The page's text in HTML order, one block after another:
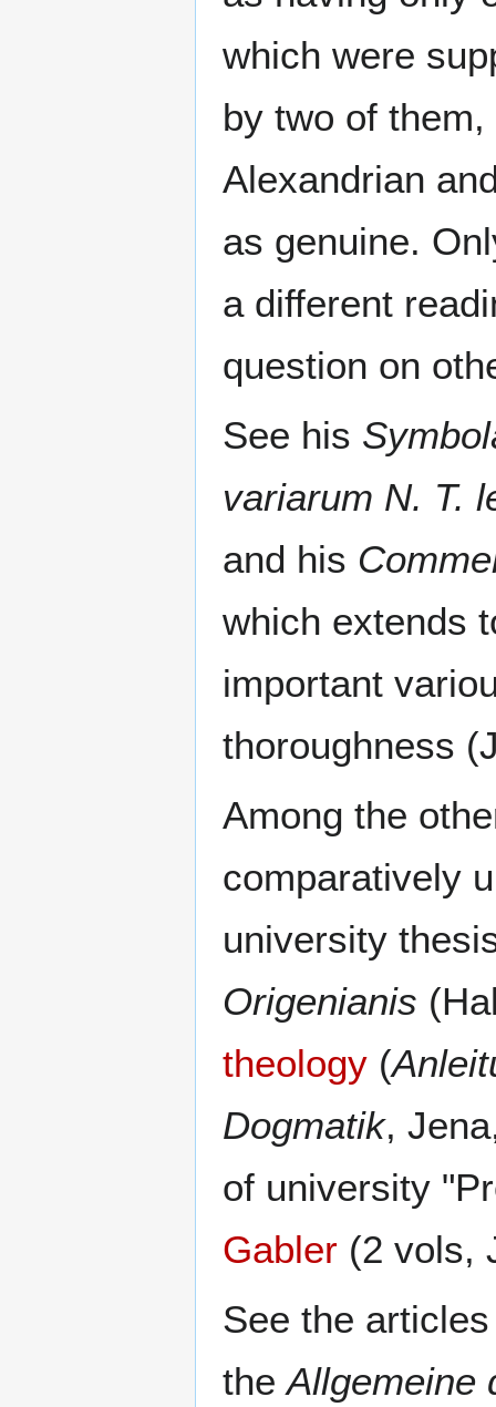
which were
by two of
Alexandrian
as genuine.
a different
question on
See his
variarum N. T.
and his
which extends
important
thoroughness
Among the
comparatively
university
Origenianis
theology (
Dogmatik,
of university
Gabler (2 vols,
See the
theAllgemeine